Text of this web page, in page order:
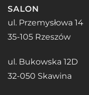
SALON
ul. Przemysłowa 14
35-105 Rzeszów
ul. Bukowska 12D
32-050 Skawina